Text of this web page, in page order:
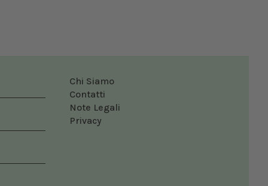
Chi Siamo
Contatti
Note Legali
Privacy